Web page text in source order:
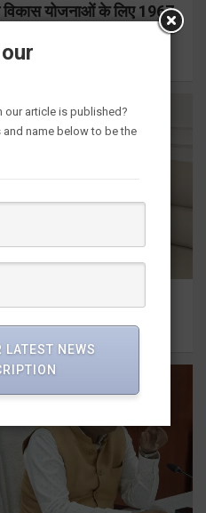
विकास योजनाओं के लिए 1967
ने की शिष्टाचार भेंट
our article is published?
and name below to be the
LATEST NEWS